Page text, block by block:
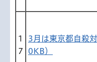
1
7
3月は東京都自殺
0KB）